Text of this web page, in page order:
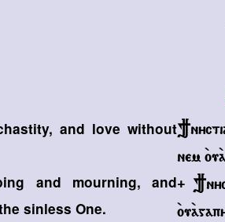
and love without
and mourning, and
sinless One.
}nyctia
nem
+